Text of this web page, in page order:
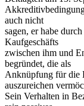
auch nicht
sagen, er habe
Kaufgeschäfts
zwischen ihm und
begründet, die als
Anknüpfung für die
auszureichen
Sein Verhalten in